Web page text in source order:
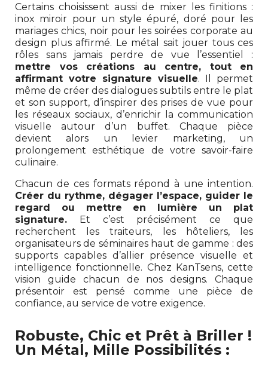
Certains choisissent aussi de mixer les finitions :
inox miroir pour un style épuré, doré pour les
mariages chics, noir pour les soirées corporate au
design plus affirmé. Le métal sait jouer tous ces
rôles sans jamais perdre de vue l’essentiel :
mettre vos créations au centre, tout en
affirmant votre signature visuelle. Il permet
même de créer des dialogues subtils entre le plat
et son support, d’inspirer des prises de vue pour
les réseaux sociaux, d’enrichir la communication
visuelle autour d’un buffet. Chaque pièce
devient alors un levier marketing, un
prolongement esthétique de votre savoir-faire
culinaire.
Chacun de ces formats répond à une intention.
Créer du rythme, dégager l’espace, guider le
regard ou mettre en lumière un plat
signature. Et c’est précisément ce que
recherchent les traiteurs, les hôteliers, les
organisateurs de séminaires haut de gamme : des
supports capables d’allier présence visuelle et
intelligence fonctionnelle. Chez KanTsens, cette
vision guide chacun de nos designs. Chaque
présentoir est pensé comme une pièce de
confiance, au service de votre exigence.
Robuste, Chic et Prêt à Briller !
Un Métal, Mille Possibilités :